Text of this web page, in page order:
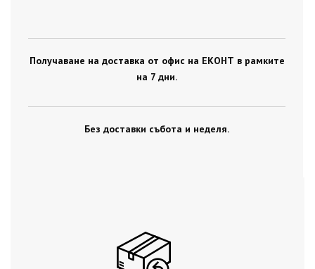
Получаване на доставка от офис на ЕКОНТ в рамките
на 7 дни.
Без доставки събота и неделя.